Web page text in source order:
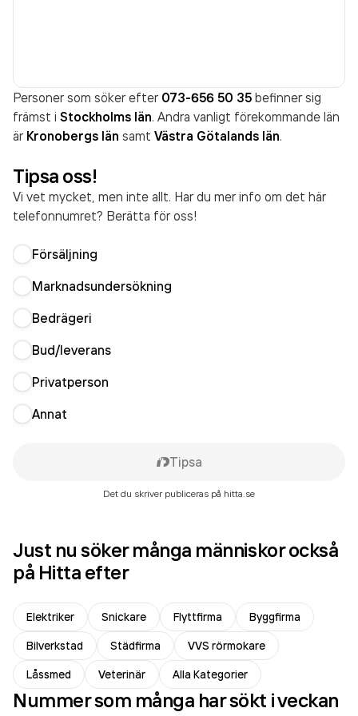
Personer som söker efter 073-656 50 35 befinner sig
främst i Stockholms län. Andra vanligt förekommande län
är Kronobergs län samt Västra Götalands län.
Tipsa oss!
Vi vet mycket, men inte allt. Har du mer info om det här
telefonnumret? Berätta för oss!
Försäljning
Marknadsundersökning
Bedrägeri
Bud/leverans
Privatperson
Annat
Tipsa
Det du skriver publiceras på hitta.se
Just nu söker många människor också
på Hitta efter
Elektriker Snickare Flyttfirma
Byggfirma
Bilverkstad
Städfirma
VVS rörmokare
Låssmed
Veterinär Alla Kategorier
Nummer som många har sökt i veckan